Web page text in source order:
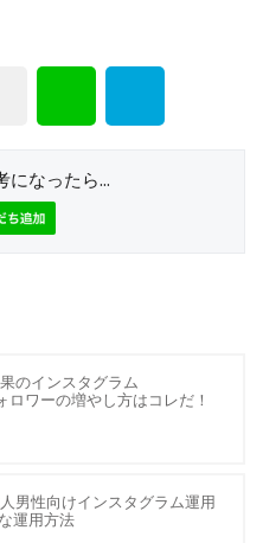
になったら...
のインスタグラム
ロワーの増やし方はコレだ！
男性向けインスタグラム運用
運用方法